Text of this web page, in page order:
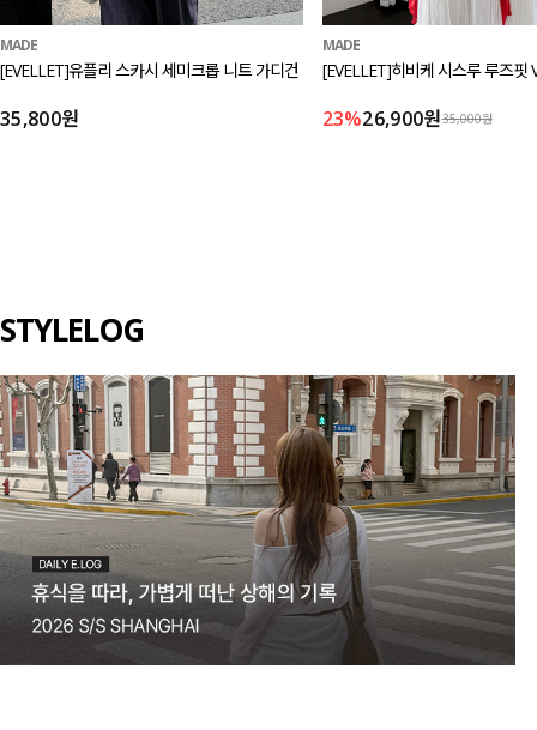
MADE
[EVELLET]유플리 스카시 세미크롭 니트 가디건
35,800원
MADE
[EVELLET]히비케 시스루 루즈핏
23%26,900원35,000원
STYLELOG